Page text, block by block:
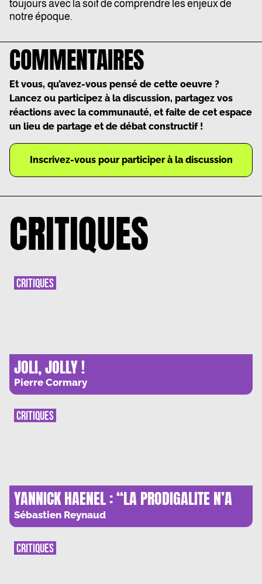
toujours avec la soif de comprendre les enjeux de
notre époque.
COMMENTAIRES
Et vous, qu’avez-vous pensé de cette oeuvre ?
Lancez ou participez à la discussion, partagez vos
réactions avec la communauté, et faite de cet espace
un lieu de partage et de débat constructif !
Inscrivez-vous pour participer à la discussion
CRITIQUES
JOLI, JOLLY !
Pierre Cormary
CRITIQUES
YANNICK HAENEL : “LA PRODIGALITE N’A
PAS DE LIMITES”
Sébastien Reynaud
CRITIQUES
CRITIQUES